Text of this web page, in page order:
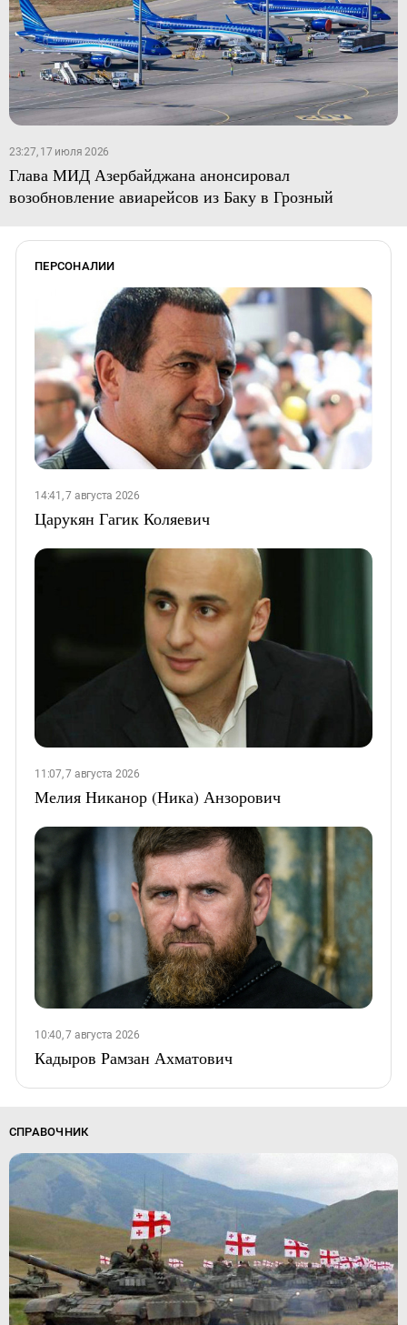
23:27, 17 июля 2026
Глава МИД Азербайджана анонсировал
возобновление авиарейсов из Баку в Грозный
ПЕРСОНАЛИИ
14:41, 7 августа 2026
Царукян Гагик Коляевич
11:07, 7 августа 2026
Мелия Никанор (Ника) Анзорович
10:40, 7 августа 2026
Кадыров Рамзан Ахматович
СПРАВОЧНИК